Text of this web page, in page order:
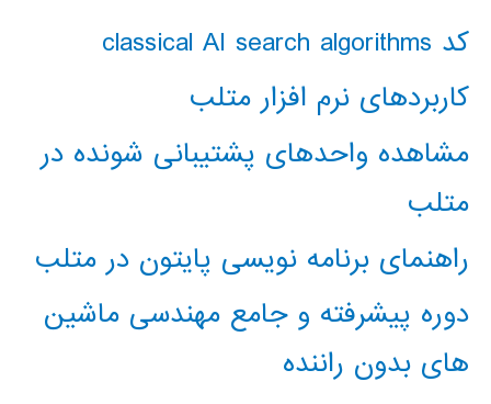
کد classical AI search algorithms
کاربردهای نرم افزار متلب
مشاهده واحدهای پشتیبانی شونده در
متلب
راهنمای برنامه نویسی پایتون در متلب
دوره پیشرفته و جامع مهندسی ماشین
های بدون راننده